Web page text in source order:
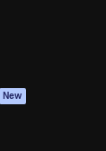
New